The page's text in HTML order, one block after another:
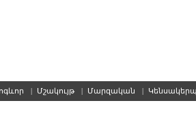
| Մշակույթ | Մարզական | Կենսակերպ